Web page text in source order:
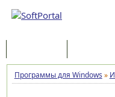
Программы для Windows »